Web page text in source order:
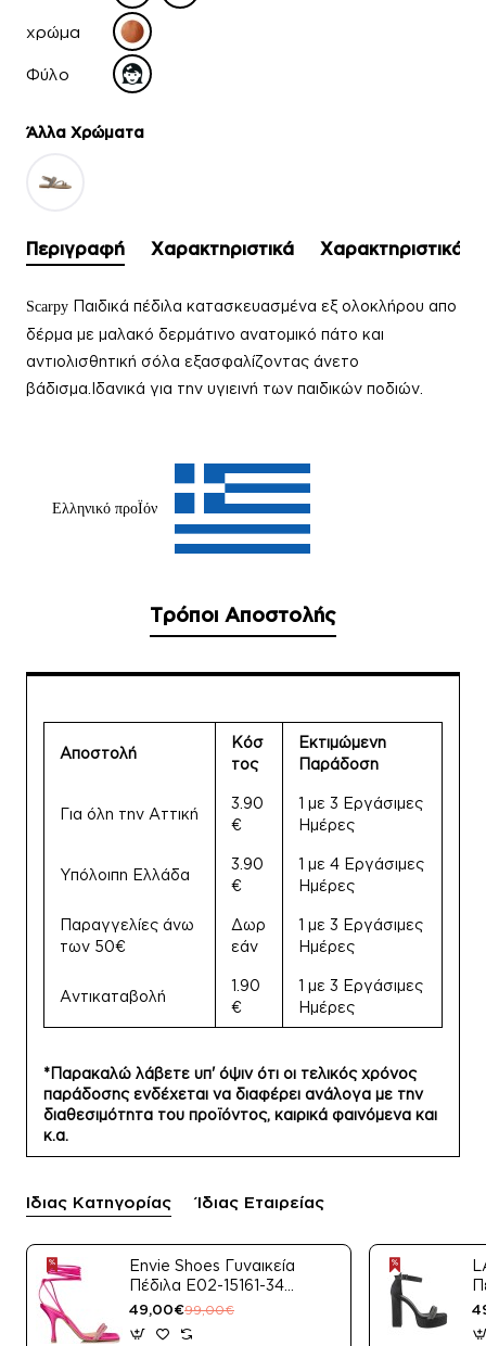
χρώμα
Φύλο
Άλλα Xρώματα
Περιγραφή Χαρακτηριστικά Χαρακτηριστικά
Scarpy Παιδικά πέδιλα κατασκευασμένα εξ ολοκλήρου απο
δέρμα με μαλακό δερμάτινο ανατομικό πάτο και
αντιολισθητική σόλα εξασφαλίζοντας άνετο
βάδισμα.Ιδανικά για την υγιεινή των παιδικών ποδιών.
Ελληνικό προΪόν
Τρόποι Αποστολής
Αποστολή
Κόσ
τος
Εκτιμώμενη
Παράδοση
Για όλη την Αττική
3.90
€
1 με 3 Εργάσιμες
Ημέρες
Υπόλοιπη Ελλάδα
3.90
€
1 με 4 Εργάσιμες
Ημέρες
Παραγγελίες άνω
των 50€
Δωρ
εάν
1 με 3 Εργάσιμες
Ημέρες
Αντικαταβολή
1.90
€
1 με 3 Εργάσιμες
Ημέρες
*Παρακαλώ λάβετε υπ' όψιν ότι οι τελικός χρόνος
παράδοσης ενδέχεται να διαφέρει ανάλογα με την
διαθεσιμότητα του προϊόντος, καιρικά φαινόμενα και
κ.α.
Ίδιας Κατηγορίας Ίδιας Εταιρείας
Envie Shoes Γυναικεία
Πέδιλα E02-15161-34
Μαύρο Satin
49,00€99,00€